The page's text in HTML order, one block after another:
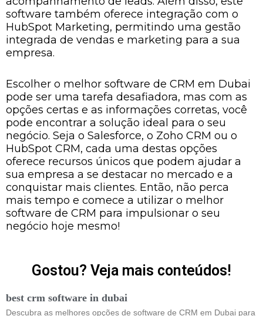
software também oferece integração com o
HubSpot Marketing, permitindo uma gestão
integrada de vendas e marketing para a sua
empresa.
Escolher o melhor software de CRM em Dubai
pode ser uma tarefa desafiadora, mas com as
opções certas e as informações corretas, você
pode encontrar a solução ideal para o seu
negócio. Seja o Salesforce, o Zoho CRM ou o
HubSpot CRM, cada uma destas opções
oferece recursos únicos que podem ajudar a
sua empresa a se destacar no mercado e a
conquistar mais clientes. Então, não perca
mais tempo e comece a utilizar o melhor
software de CRM para impulsionar o seu
negócio hoje mesmo!
Gostou? Veja mais conteúdos!
best crm software in dubai
Descubra as melhores opções de software de CRM em Dubai para